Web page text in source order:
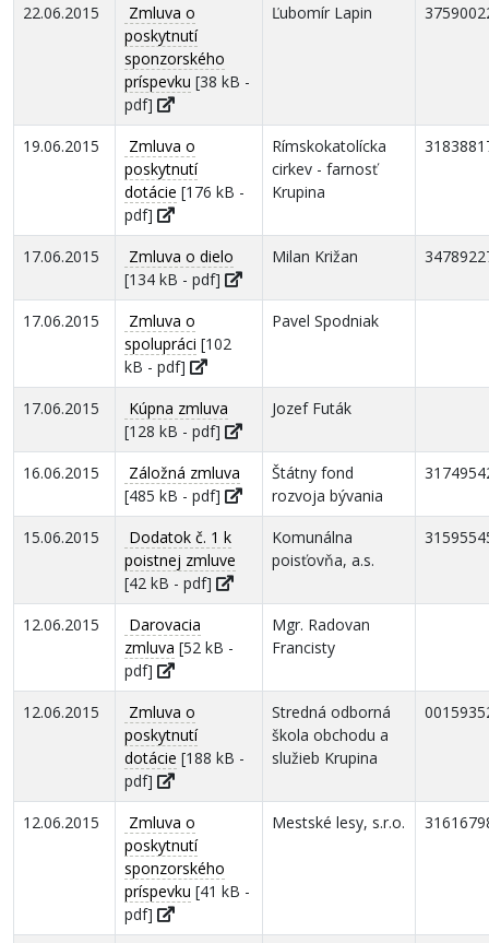
22.06.2015
Zmluva o
poskytnutí
sponzorského
príspevku [38 kB -
pdf]
Ľubomír Lapin
19.06.2015
Zmluva o
poskytnutí
dotácie [176 kB -
pdf]
Rímskokatolícka
cirkev - farnosť
Krupina
17.06.2015
Zmluva o dielo
[134 kB - pdf]
Milan Križan
17.06.2015
Zmluva o
spolupráci [102
kB - pdf]
Pavel Spodniak
17.06.2015
Kúpna zmluva
[128 kB - pdf]
Jozef Futák
16.06.2015
Záložná zmluva
[485 kB - pdf]
Štátny fond
rozvoja bývania
15.06.2015
Dodatok č. 1 k
poistnej zmluve
[42 kB - pdf]
Komunálna
poisťovňa, a.s.
12.06.2015
Darovacia
zmluva [52 kB -
pdf]
Mgr. Radovan
Francisty
12.06.2015
Zmluva o
poskytnutí
dotácie [188 kB -
pdf]
Stredná odborná
škola obchodu a
služieb Krupina
12.06.2015
Zmluva o
poskytnutí
sponzorského
príspevku [41 kB -
pdf]
Mestské lesy, s.r.o.